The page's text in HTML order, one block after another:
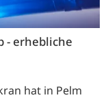
- erhebliche
hat in Pelm